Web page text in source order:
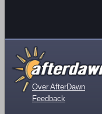
Over AfterDawn
Feedback